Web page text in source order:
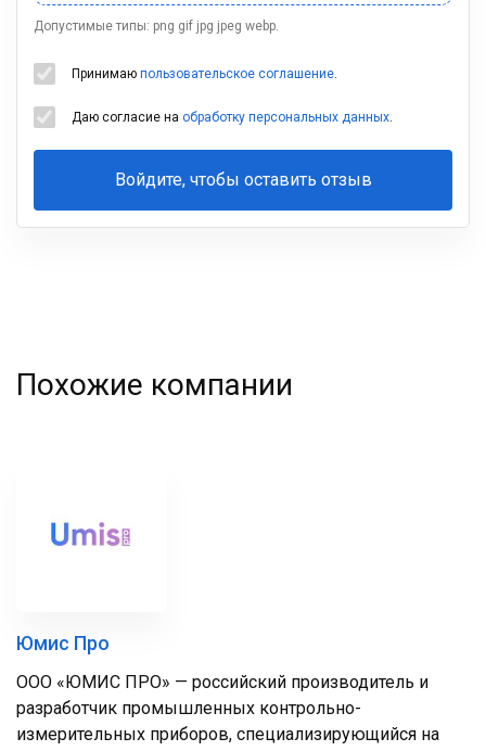
Допустимые типы: png gif jpg jpeg webp.
Принимаю пользовательское соглашение.
Даю согласие на обработку персональных данных.
Войдите, чтобы оставить отзыв
Ваша
Похожие компании
Юмис Про
ООО «ЮМИС ПРО» — российский производитель и
разработчик промышленных контрольно-
измерительных приборов, специализирующийся на